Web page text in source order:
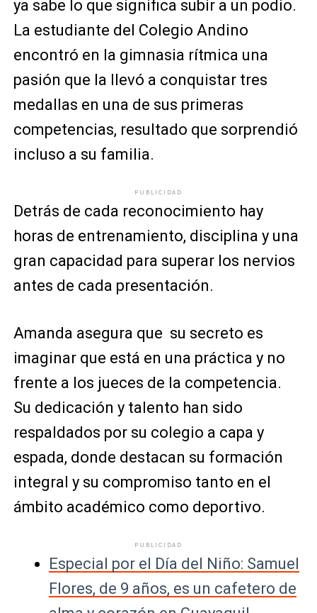
ya sabe lo que significa subir a un podio.
La estudiante del Colegio Andino
encontró en la gimnasia rítmica una
pasión que la llevó a conquistar tres
medallas en una de sus primeras
competencias, resultado que sorprendió
incluso a su familia.
PUBLICIDAD
Detrás de cada reconocimiento hay
horas de entrenamiento, disciplina y una
gran capacidad para superar los nervios
antes de cada presentación.
Amanda asegura que su secreto es
imaginar que está en una práctica y no
frente a los jueces de la competencia.
Su dedicación y talento han sido
respaldados por su colegio a capa y
espada, donde destacan su formación
integral y su compromiso tanto en el
ámbito académico como deportivo.
PUBLICIDAD
Especial por el Día del Niño: Samuel
Flores, de 9 años, es un cafetero de